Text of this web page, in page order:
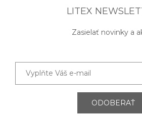
LITEX
Zasielať novinky a
ODOBERAŤ